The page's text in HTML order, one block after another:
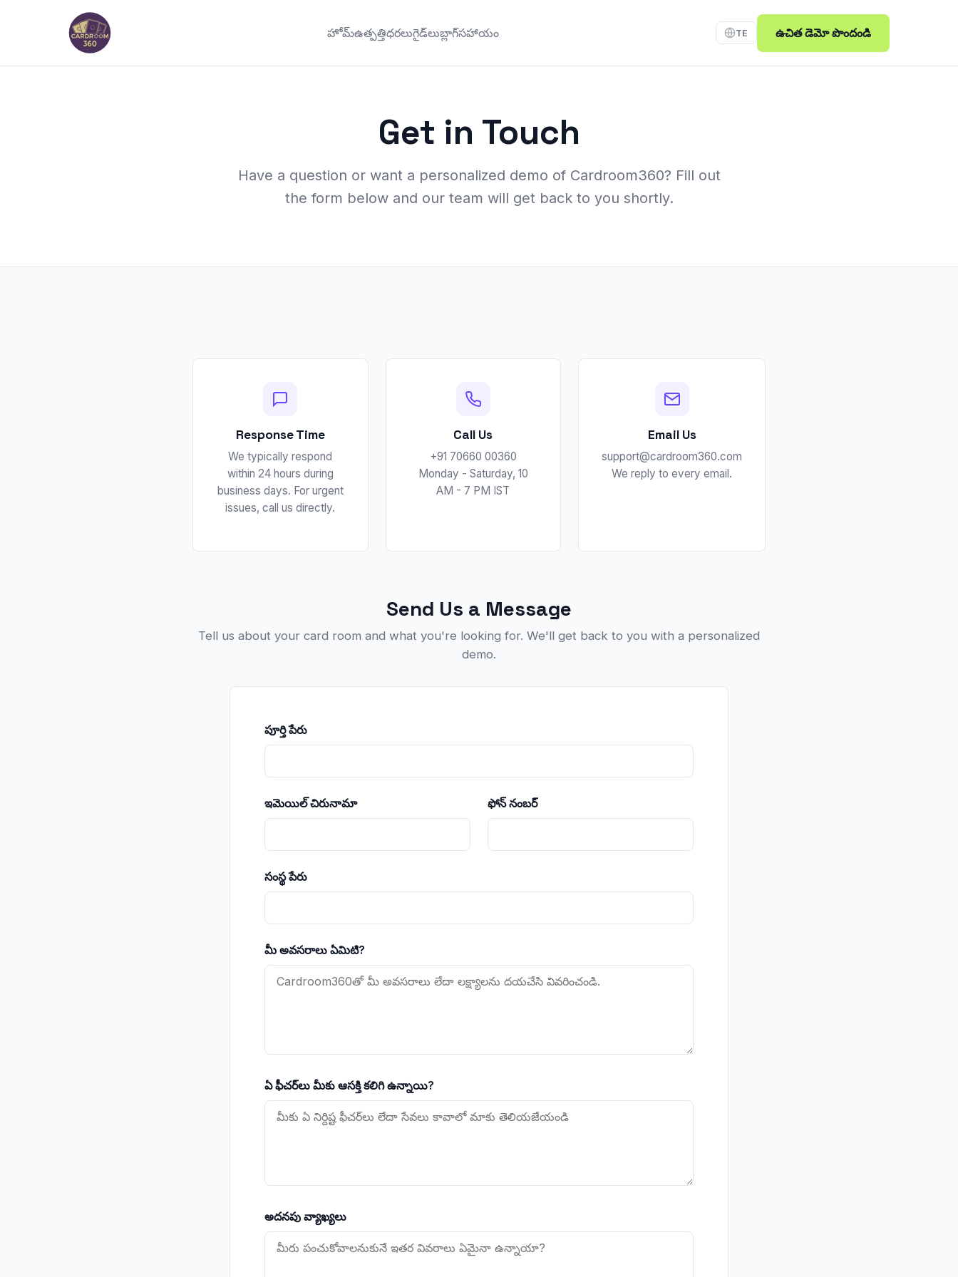
హోమ్ఉత్పత్తిధరలుగైడ్‌లుబ్లాగ్సహాయం TE ఉచిత డెమో పొందండి
Get in Touch
Have a question or want a personalized demo of Cardroom360? Fill out
the form below and our team will get back to you shortly.
Response Time
We typically respond
within 24 hours during
business days. For urgent
issues, call us directly.
Call Us
+91 70660 00360
Monday - Saturday, 10
AM - 7 PM IST
Email Us
support@cardroom360.com
We reply to every email.
Send Us a Message
Tell us about your card room and what you're looking for. We'll get back to you with a personalized
demo.
పూర్తి పేరు
ఇమెయిల్ చిరునామా ఫోన్ నంబర్
సంస్థ పేరు
మీ అవసరాలు ఏమిటి?
ఏ ఫీచర్‌లు మీకు ఆసక్తి కలిగి ఉన్నాయి?
అదనపు వ్యాఖ్యలు